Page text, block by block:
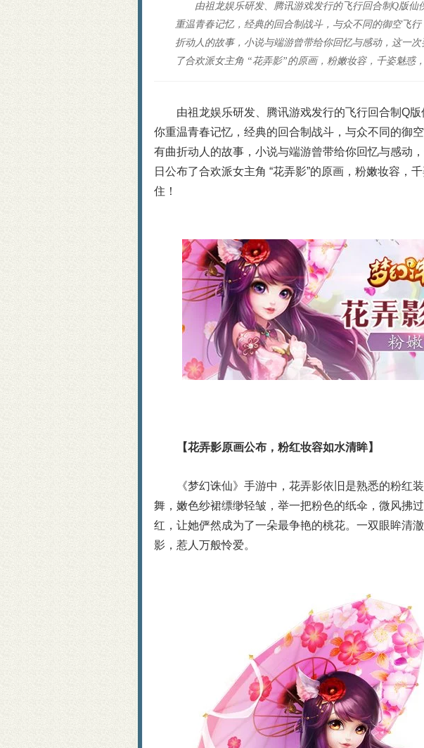
宠物图鉴，让你抓宠买宠
宠物技能大搜集，封测
关于化生，和启灵（迷信
寻访任务NPC图片资料
教你挑选出最有价值的宝
如何提高宝宝技能的领悟
排名第一的极品A宠打造
6大门派装备及BB的选择
大家都来说说防骗技巧
分析：用导标棋做挖宝任
圣巫抓鬼心得 封怪顺序很
天音60技能涅槃咒测试
合理使用收费道具(修炼
关于BB化资质化悟性
赚钱大秘籍 不贱不商，
梦幻诛仙称谓属性汇总
人物侠义值的获得途径
关于25级隐藏任务 黑心
新区冲级攻略 玩家必看
关于天音寺的一点小提示
宝宝攻击和伤害攻击计算
吃不起药？教你一招省元
宠物图鉴，让你抓宠买宠
宠物技能大搜集，封测
55变异凶灵化生现场实录
关于化生，和启灵（迷信
如何提高宝宝技能的领悟
排名第一的极品A宠打造
6大门派装备及BB的选择
大家都来说说防骗技巧
分析：用导标棋做挖宝任
由祖龙娱乐研发、腾讯游戏发行的飞行回合制Q版仙
重温青春记忆，经典的回合制战斗，与众不同的御空飞
折动人的故事，小说与端游曾带给你回忆与感动，这一
了合欢派女主角 “花弄影”的原画，粉嫩妆容，千姿魅惑
由祖龙娱乐研发、腾讯游戏发行的飞行回合制Q
你重温青春记忆，经典的回合制战斗，与众不同的御
有曲折动人的故事，小说与端游曾带给你回忆与感动
日公布了合欢派女主角 “花弄影”的原画，粉嫩妆容，
住！
【花弄影原画公布，粉红妆容如水清眸】
《梦幻诛仙》手游中，花弄影依旧是熟悉的粉红
舞，嫩色纱裙缥缈轻皱，举一把粉色的纸伞，微风拂
红，让她俨然成为了一朵最争艳的桃花。一双眼眸清
影，惹人万般怜爱。